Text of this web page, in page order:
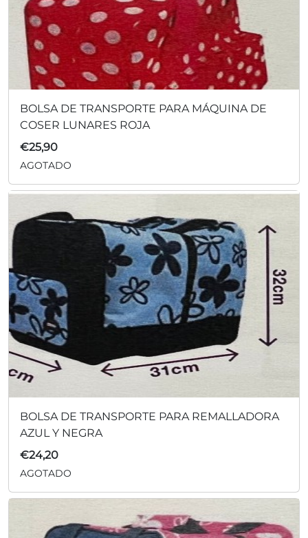
BOLSA DE TRANSPORTE PARA MÁQUINA DE
COSER LUNARES ROJA
€25,90
AGOTADO
BOLSA DE TRANSPORTE PARA REMALLADORA
AZUL Y NEGRA
€24,20
AGOTADO